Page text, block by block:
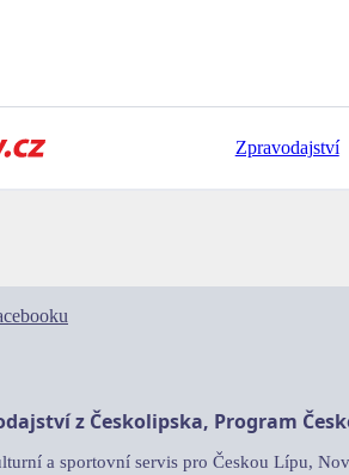
Zpravodajství
z Českolipska, Program
a sportovní servis pro Českou Lípu,